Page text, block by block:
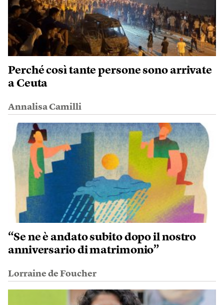
Perché così tante persone sono arrivate
a Ceuta
Annalisa Camilli
“Se ne è andato subito dopo il nostro
anniversario di matrimonio”
Lorraine de Foucher